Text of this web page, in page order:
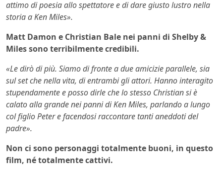
attimo di poesia allo spettatore e di dare giusto lustro nella
storia a Ken Miles».
Matt Damon e Christian Bale nei panni di Shelby &
Miles sono terribilmente credibili.
«Le dirò di più. Siamo di fronte a due amicizie parallele, sia
sul set che nella vita, di entrambi gli attori. Hanno interagito
stupendamente e posso dirle che lo stesso Christian si è
calato alla grande nei panni di Ken Miles, parlando a lungo
col figlio Peter e facendosi raccontare tanti aneddoti del
padre».
Non ci sono personaggi totalmente buoni, in questo
film, né totalmente cattivi.